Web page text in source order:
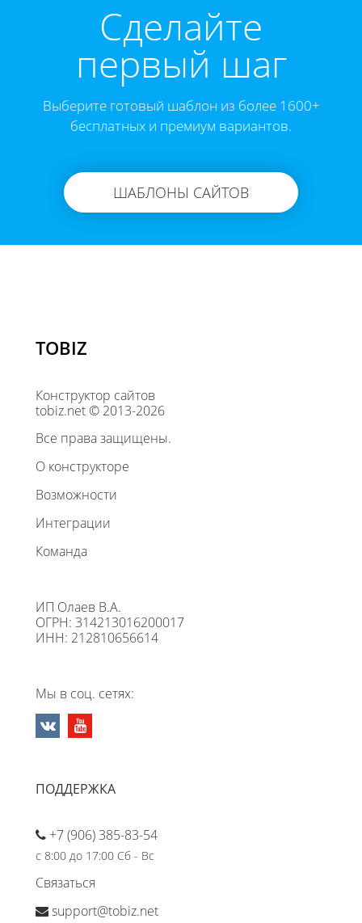
Cделайте
первый шаг
Выберите готовый шаблон из более 1600+
бесплатных и премиум вариантов.
ШАБЛОНЫ САЙТОВ
TOBIZ
Конструктор сайтов
tobiz.net © 2013-2026
Все права защищены.
О конструкторе
Возможности
Интеграции
Команда
ИП Олаев В.А.
ОГРН: 314213016200017
ИНН: 212810656614
Мы в соц. сетях:
ПОДДЕРЖКА
+7 (906) 385-83-54
с 8:00 до 17:00 Сб - Вс
Связаться
support@tobiz.net